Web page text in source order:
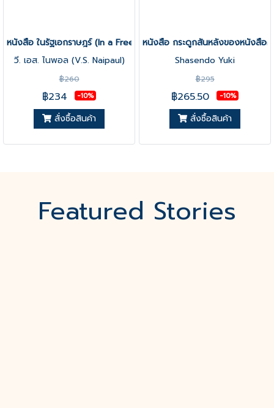
หนังสือ ในรัฐเอกราษฎร์ (In a Free State)
วี. เอส. ไนพอล (V.S. Naipaul)
฿260
฿234 -10%
สั่งซื้อสินค้า
หนังสือ กระดูกสันหลังของหนังสือ
Shasendo Yuki
฿295
฿265.50 -10%
สั่งซื้อสินค้า
Featured Stories